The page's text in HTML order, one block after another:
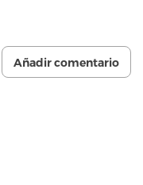
Añadir comentario